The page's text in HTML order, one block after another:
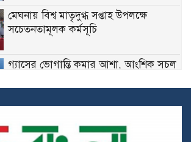
মেঘনায় বিশ্ব মাতৃদুগ্ধ সপ্তাহ উপলক্ষে
সচেতনতামূলক কর্মসূচি
গ্যাসের ভোগান্তি কমার আশা, আংশিক সচল
ভারত? প্রশ্ন তুলল বিএনপি